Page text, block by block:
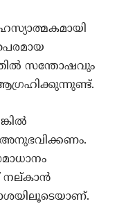
സന്തോഷവും
അനുഭവിക്കണം.
നല്കാന്‍